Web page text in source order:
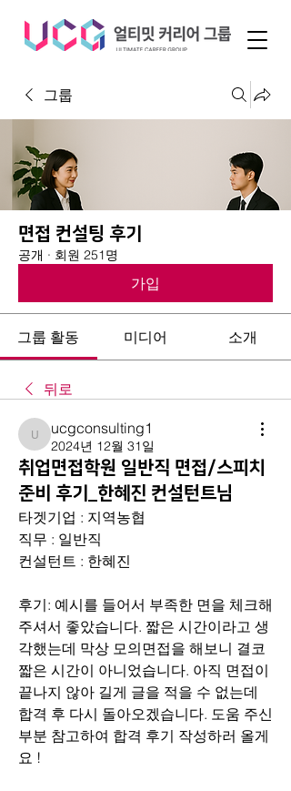
그룹
면접 컨설팅 후기
공개 · 회원 251명
가입
그룹 활동 미디어 소개
뒤로
ucgconsulting1
ucgconsulting1
2024년 12월 31일
취업면접학원 일반직 면접/스피치
준비 후기_한혜진 컨설턴트님
타겟기업 : 지역농협
직무 : 일반직
컨설턴트 : 한혜진
후기: 예시를 들어서 부족한 면을 체크해
주셔서 좋았습니다. 짧은 시간이라고 생
각했는데 막상 모의면접을 해보니 결코
짧은 시간이 아니었습니다. 아직 면접이
끝나지 않아 길게 글을 적을 수 없는데
합격 후 다시 돌아오겠습니다. 도움 주신
부분 참고하여 합격 후기 작성하러 올게
요 !